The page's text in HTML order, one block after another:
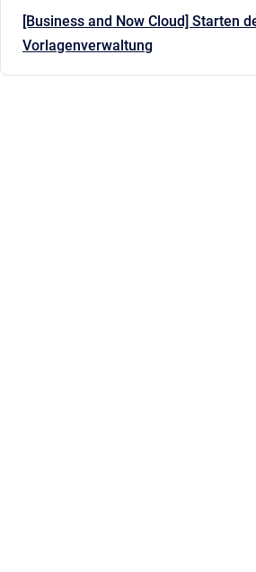
[Business and Now Cloud] Starten
Vorlagenverwaltung